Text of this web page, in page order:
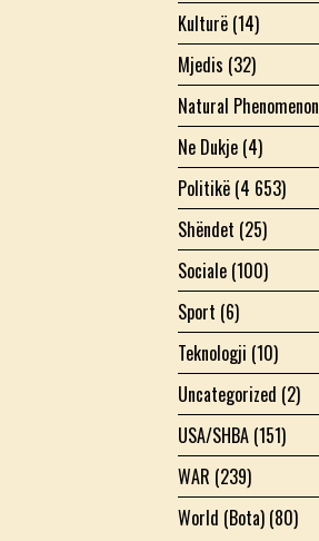
Kulturë (14)
Mjedis (32)
Natural Phenomenon
Ne Dukje (4)
Politikë (4 653)
Shëndet (25)
Sociale (100)
Sport (6)
Teknologji (10)
Uncategorized (2)
USA/SHBA (151)
WAR (239)
World (Bota) (80)